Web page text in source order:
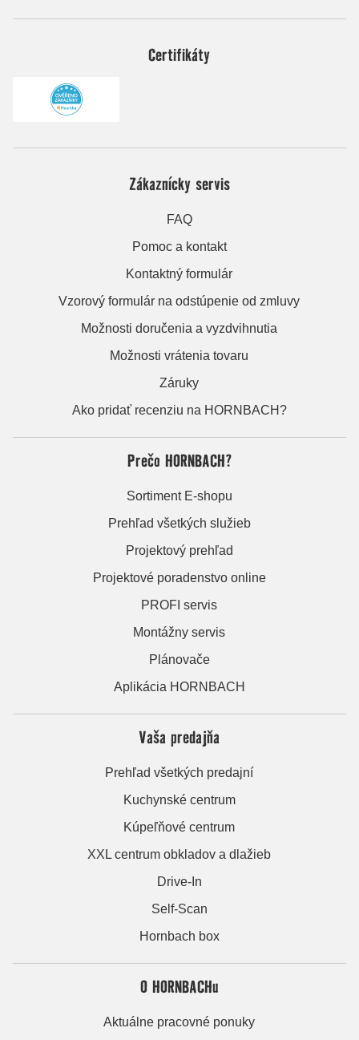
Certifikáty
Zákaznícky servis
FAQ
Pomoc a kontakt
Kontaktný formulár
Vzorový formulár na odstúpenie od zmluvy
Možnosti doručenia a vyzdvihnutia
Možnosti vrátenia tovaru
Záruky
Ako pridať recenziu na HORNBACH?
Prečo HORNBACH?
Sortiment E-shopu
Prehľad všetkých služieb
Projektový prehľad
Projektové poradenstvo online
PROFI servis
Montážny servis
Plánovače
Aplikácia HORNBACH
Vaša predajňa
Prehľad všetkých predajní
Kuchynské centrum
Kúpeľňové centrum
XXL centrum obkladov a dlažieb
Drive-In
Self-Scan
Hornbach box
O HORNBACHu
Aktuálne pracovné ponuky